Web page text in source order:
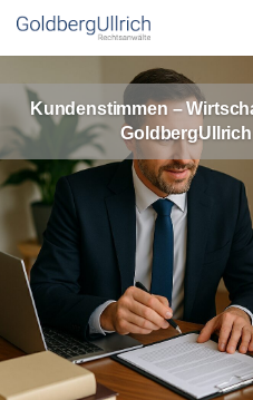
Zum
Inhalt
springen
Kundenstimmen –